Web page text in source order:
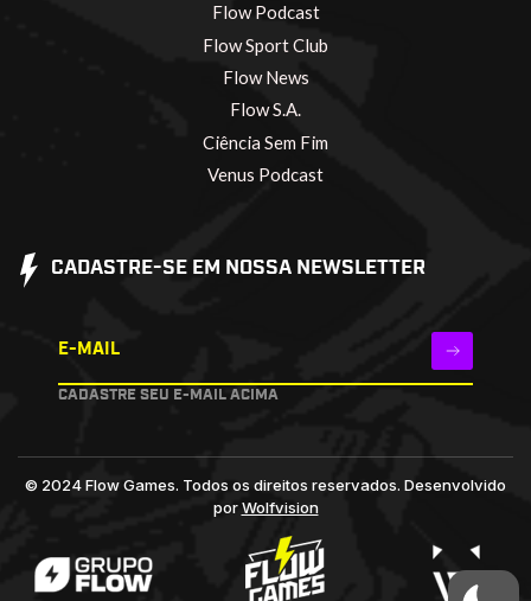
Flow Podcast
Flow Sport Club
Flow News
Flow S.A.
Ciência Sem Fim
Venus Podcast
CADASTRE-SE EM NOSSA NEWSLETTER
E-MAIL
CADASTRE SEU E-MAIL ACIMA
© 2024 Flow Games. Todos os direitos reservados. Desenvolvido
porWolfvision